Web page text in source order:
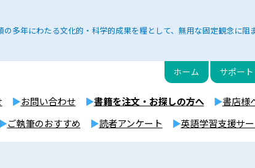
の多年にわたる文化的・科学的成果を糧として、無用な固定観念に
ホーム サポート
お問い合わせ 書籍を注文・お探しの方へ 書店様
ご執筆のおすすめ
読者アンケート 英語学習支援サ